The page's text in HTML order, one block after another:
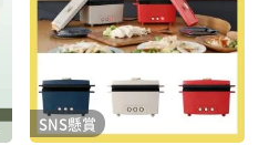
SNS懸賞